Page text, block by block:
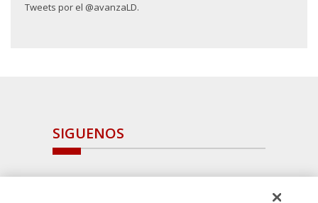
Tweets por el @avanzaLD.
SIGUENOS